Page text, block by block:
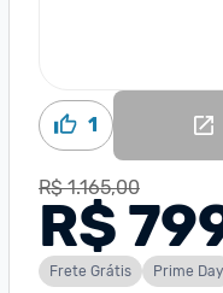
1
R$ 1.165,00
R$
Frete Grátis Prime Day